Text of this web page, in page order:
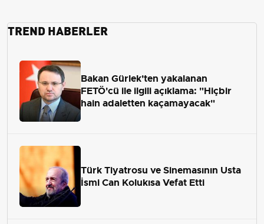
TREND HABERLER
Bakan Gürlek'ten yakalanan
FETÖ'cü ile ilgili açıklama: "Hiçbir
hain adaletten kaçamayacak"
Türk Tiyatrosu ve Sinemasının Usta
İsmi Can Kolukısa Vefat Etti